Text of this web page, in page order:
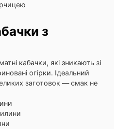
з
кабачки, які зникають зі
огірки. Ідеальний
заготовок — смак не